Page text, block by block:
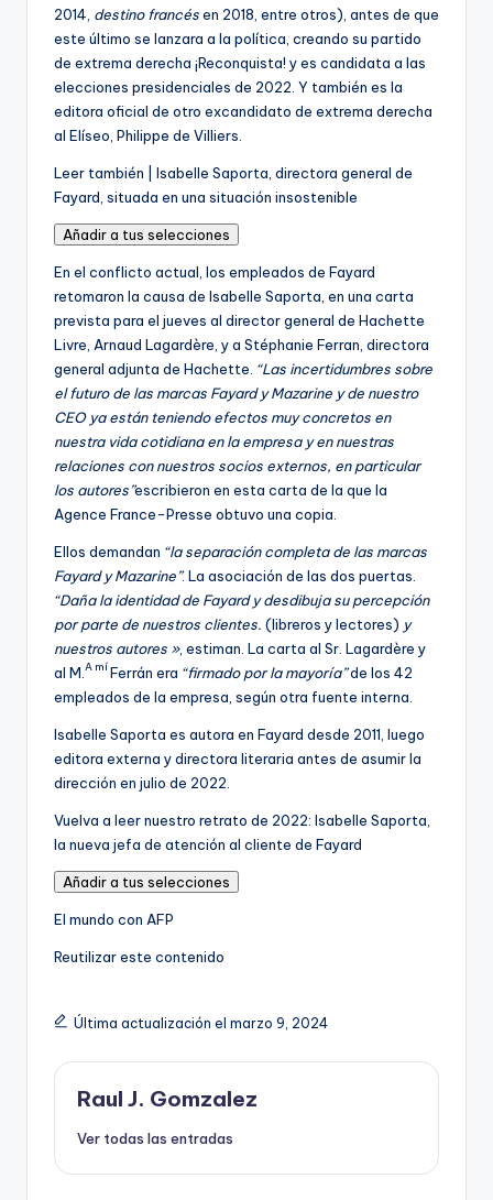
s
.
2014, destino francésen 2018, entre otros), antes de que
este último se lanzara a la política, creando su partido
de extrema derecha ¡Reconquista! y es candidata a las
elecciones presidenciales de 2022. Y también es la
editora oficial de otro excandidato de extrema derecha
al Elíseo, Philippe de Villiers.
Leer también |
A
r
t
í
c
u
l
o
r
e
s
e
r
v
a
o
p
a
r
a
n
u
e
s
t
o
s
s
u
s
p
o
r
s
Isabelle Saporta, directora general de
Fayard, situada en una situación insostenible
Añadir a tus selecciones
En el conflicto actual, los empleados de Fayard
retomaron la causa de Isabelle Saporta, en una carta
prevista para el jueves al director general de Hachette
Livre, Arnaud Lagardère, y a Stéphanie Ferran, directora
general adjunta de Hachette. “Las incertidumbres sobre
el futuro de las marcas Fayard y Mazarine y de nuestro
CEO ya están teniendo efectos muy concretos en
nuestra vida cotidiana en la empresa y en nuestras
relaciones con nuestros socios externos, en particular
los autores”escribieron en esta carta de la que la
Agence France-Presse obtuvo una copia.
Ellos demandan “la separación completa de las marcas
Fayard y Mazarine”. La asociación de las dos puertas.
“Daña la identidad de Fayard y desdibuja su percepción
por parte de nuestros clientes. (libreros y lectores) y
nuestros autores », estiman. La carta al Sr. Lagardère y
al M. A míFerrán era “firmado por la mayoría”de los 42
empleados de la empresa, según otra fuente interna.
Isabelle Saporta es autora en Fayard desde 2011, luego
editora externa y directora literaria antes de asumir la
dirección en julio de 2022.
Vuelva a leer nuestro retrato de 2022: A
r
s
Isabelle Saporta,
la nueva jefa de atención al cliente de Fayard
Añadir a tus selecciones
El mundo con AFP
Reutilizar este contenido
Última actualización el marzo 9, 2024
Raul J. Gomzalez
Ver todas las entradas